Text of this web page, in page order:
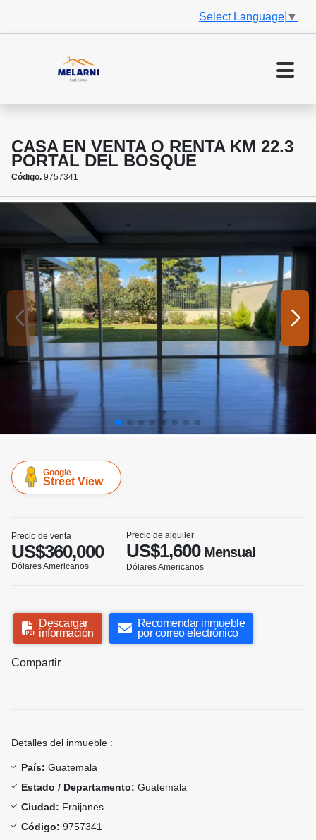
Select Language ▼
CASA EN VENTA O RENTA KM 22.3
PORTAL DEL BOSQUE
Código. 9757341
Google
Street View
Precio de venta
US$360,000
Dólares Americanos
Precio de alquiler
US$1,600Mensual
Dólares Americanos
Descargar
información
Recomendar inmueble
por correo electrónico
Compartir
Detalles del inmueble :
País: Guatemala
Estado / Departamento: Guatemala
Ciudad: Fraijanes
Código: 9757341